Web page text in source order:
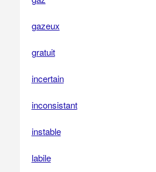
gazeux
gratuit
incertain
inconsistant
instable
labile